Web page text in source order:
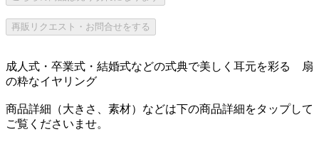
再販リクエスト・お問合せをする
成人式・卒業式・結婚式などの式典で美しく耳元を彩る 扇
の粋なイヤリング
商品詳細（大きさ、素材）などは下の商品詳細をタップして
ご覧くださいませ。